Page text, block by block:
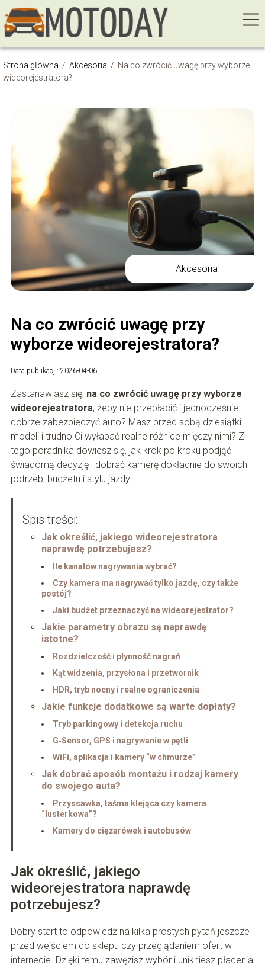
Strona główna / Akcesoria / Na co zwrócić uwagę przy wyborze
wideorejestratora?
Akcesoria
Na co zwrócić uwagę przy
wyborze wideorejestratora?
Data publikacji: 2026-04-06
Zastanawiasz się, na co zwrócić uwagę przy wyborze
wideorejestratora, żeby nie przepłacić i jednocześnie
dobrze zabezpieczyć auto? Masz przed sobą dziesiątki
modeli i trudno Ci wyłapać realne różnice między nimi? Z
tego poradnika dowiesz się, jak krok po kroku podjąć
świadomą decyzję i dobrać kamerę dokładnie do swoich
potrzeb, budżetu i stylu jazdy.
Spis treści:
Jak określić, jakiego wideorejestratora
naprawdę potrzebujesz?
Ile kanałów nagrywania wybrać?
Czy kamera ma nagrywać tylko jazdę, czy także
postój?
Jaki budżet przeznaczyć na wideorejestrator?
Jakie parametry obrazu są naprawdę
istotne?
Rozdzielczość i płynność nagrań
Kąt widzenia, przysłona i przetwornik
HDR, tryb nocny i realne ograniczenia
Jakie funkcje dodatkowe są warte dopłaty?
Tryb parkingowy i detekcja ruchu
G‑Sensor, GPS i nagrywanie w pętli
WiFi, aplikacja i kamery “w chmurze”
Jak dobrać sposób montażu i rodzaj kamery
do swojego auta?
Przyssawka, taśma klejąca czy kamera
“lusterkowa”?
Kamery do ciężarówek i autobusów
Jak określić, jakiego
wideorejestratora naprawdę
potrzebujesz?
Dobry start to odpowiedź na kilka prostych pytań jeszcze
przed wejściem do sklepu czy przeglądaniem ofert w
internecie. Dzięki temu zawęzisz wybór i unikniesz płacenia